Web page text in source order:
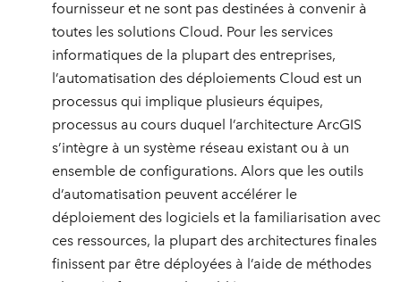
fournisseur et ne sont pas destinées à convenir à
toutes les solutions Cloud. Pour les services
informatiques de la plupart des entreprises,
l’automatisation des déploiements Cloud est un
processus qui implique plusieurs équipes,
processus au cours duquel l’architecture ArcGIS
s’intègre à un système réseau existant ou à un
ensemble de configurations. Alors que les outils
d’automatisation peuvent accélérer le
déploiement des logiciels et la familiarisation avec
ces ressources, la plupart des architectures finales
finissent par être déployées à l’aide de méthodes